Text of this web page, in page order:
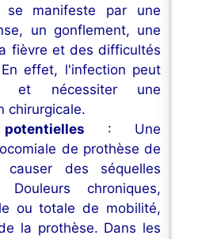
se manifeste par une
un gonflement, une
fièvre et des difficultés
effet, l'infection peut
et nécessiter une
chirurgicale.
: Une
de prothèse de
des séquelles
Douleurs chroniques,
ou totale de mobilité,
la prothèse. Dans les